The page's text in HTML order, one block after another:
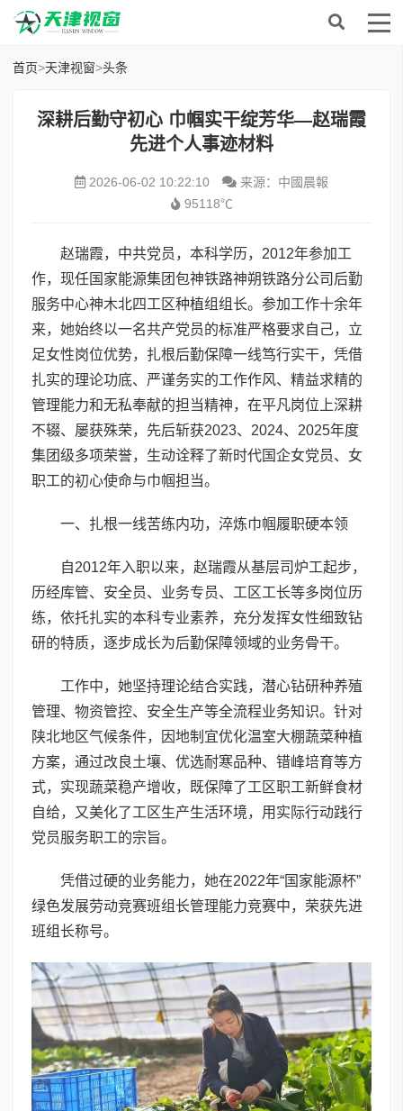
首页>天津视窗>头条
深耕后勤守初心 巾帼实干绽芳华—赵瑞霞
先进个人事迹材料
2026-06-02 10:22:10
来源：中國晨報
95118℃
赵瑞霞，中共党员，本科学历，2012年参加工
作，现任国家能源集团包神铁路神朔铁路分公司后勤
服务中心神木北四工区种植组组长。参加工作十余年
来，她始终以一名共产党员的标准严格要求自己，立
足女性岗位优势，扎根后勤保障一线笃行实干，凭借
扎实的理论功底、严谨务实的工作作风、精益求精的
管理能力和无私奉献的担当精神，在平凡岗位上深耕
不辍、屡获殊荣，先后斩获2023、2024、2025年度
集团级多项荣誉，生动诠释了新时代国企女党员、女
职工的初心使命与巾帼担当。
一、扎根一线苦练内功，淬炼巾帼履职硬本领
自2012年入职以来，赵瑞霞从基层司炉工起步，
历经库管、安全员、业务专员、工区工长等多岗位历
练，依托扎实的本科专业素养，充分发挥女性细致钻
研的特质，逐步成长为后勤保障领域的业务骨干。
工作中，她坚持理论结合实践，潜心钻研种养殖
管理、物资管控、安全生产等全流程业务知识。针对
陕北地区气候条件，因地制宜优化温室大棚蔬菜种植
方案，通过改良土壤、优选耐寒品种、错峰培育等方
式，实现蔬菜稳产增收，既保障了工区职工新鲜食材
自给，又美化了工区生产生活环境，用实际行动践行
党员服务职工的宗旨。
凭借过硬的业务能力，她在2022年“国家能源杯”
绿色发展劳动竞赛班组长管理能力竞赛中，荣获先进
班组长称号。